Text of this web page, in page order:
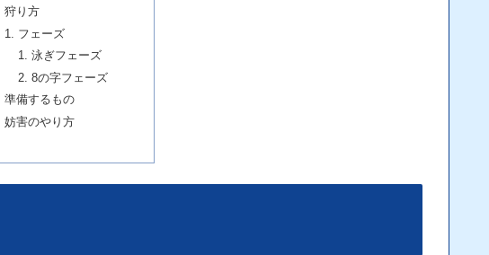
狩り方
フェーズ
泳ぎフェーズ
8の字フェーズ
準備するもの
妨害のやり方